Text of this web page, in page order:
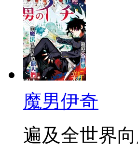
魔男伊奇
遍及全世界